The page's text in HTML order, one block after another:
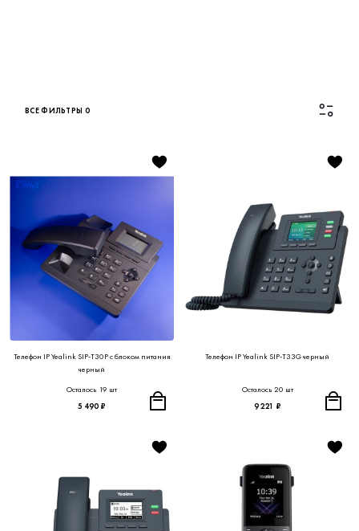
ВСЕ ФИЛЬТРЫ 0
Телефон IP Yealink SIP-T30P с блоком питания
черный
Осталось 19 шт
5 490 ₽
Телефон IP Yealink SIP-T33G черный
Осталось 20 шт
9 221 ₽